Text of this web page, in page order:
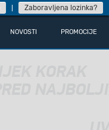
Zaboravljena lozinka?
NOVOSTI PROMOCIJE